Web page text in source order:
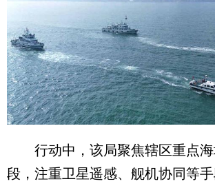
行动中，该局聚焦辖区重点海
段，注重卫星遥感、舰机协同等